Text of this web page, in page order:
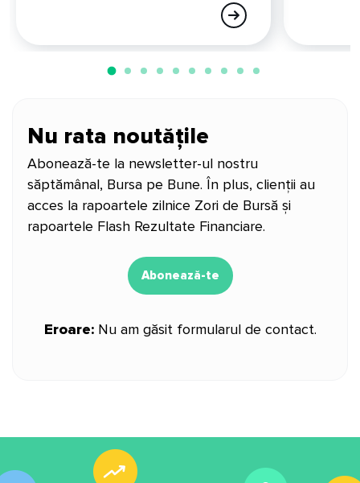
Nu rata noutățile
Abonează-te la newsletter-ul nostru
săptămânal, Bursa pe Bune. În plus, clienții au
acces la rapoartele zilnice Zori de Bursă și
rapoartele Flash Rezultate Financiare.
Abonează-te
Eroare:Nu am găsit formularul de contact.